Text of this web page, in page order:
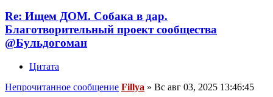
Re: Ищем ДОМ. Собака в дар.
Благотворительный проект сообщества
@Бульдогоман
Цитата
Непрочитанное сообщение Fillya » Вс авг 03, 2025 13:46:45